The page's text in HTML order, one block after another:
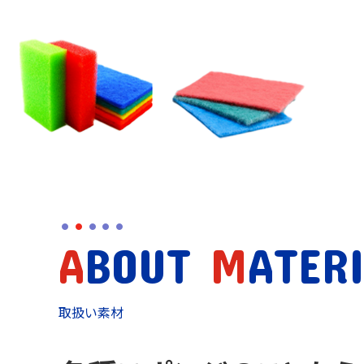
ABOUT M
取扱い素材